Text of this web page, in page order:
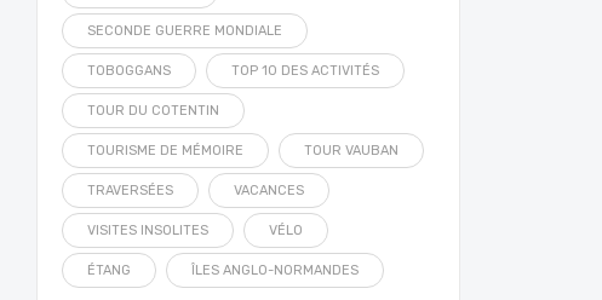
SECONDE GUERRE MONDIALE
TOBOGGANS TOP 10 DES ACTIVITÉS
TOUR DU COTENTIN
TOURISME DE MÉMOIRE TOUR VAUBAN
TRAVERSÉES VACANCES
VISITES INSOLITES VÉLO
ÉTANG ÎLES ANGLO-NORMANDES